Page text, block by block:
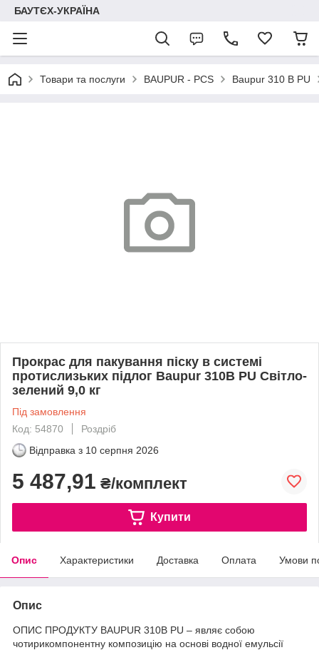
БАУТЄХ-УКРАЇНА
Товари та послуги BAUPUR - PCS Baupur 310 B PU
Прокрас для пакування піску в системі
протислизьких підлог Baupur 310B PU Світло-
зелений 9,0 кг
Під замовлення
Код: 54870
Роздріб
Відправка з 10 серпня 2026
5 487,91 ₴/комплект
Купити
Опис Характеристики Доставка Оплата Умови
Опис
ОПИС ПРОДУКТУ BAUPUR 310B PU – являє собою
чотирикомпонентну композицію на основі водної емульсії